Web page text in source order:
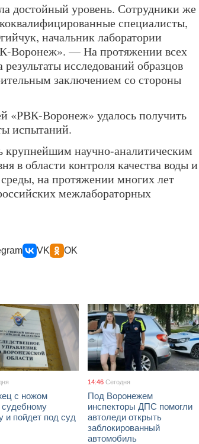
достойный уровень. Сотрудники же
специалисты,
начальник лаборатории
Воронеж». — На протяжении всех
исследований образцов
заключением со стороны
«РВК-Воронеж» удалось получить
испытаний.
научно-аналитическим
в области контроля качества воды и
на протяжении многих лет
межлабораторных
VK OK
с ножом
судебному
и пойдет под суд
14:46 Сегодня
Под Воронежем
инспекторы ДПС помогли
автоледи открыть
заблокированный
автомобиль